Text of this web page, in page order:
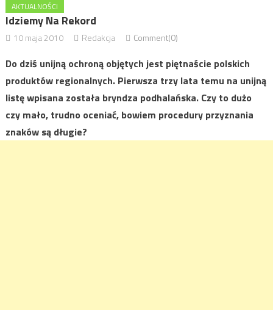
AKTUALNOŚCI
Idziemy Na Rekord
10 maja 2010 Redakcja Comment(0)
Do dziś unijną ochroną objętych jest piętnaście polskich
produktów regionalnych. Pierwsza trzy lata temu na unijną
listę wpisana została bryndza podhalańska. Czy to dużo
czy mało, trudno oceniać, bowiem procedury przyznania
znaków są długie?